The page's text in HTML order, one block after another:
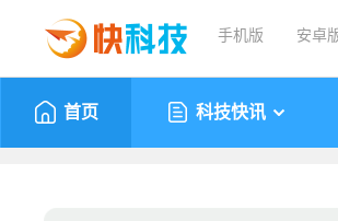
手机版 安卓
首页 科技快讯